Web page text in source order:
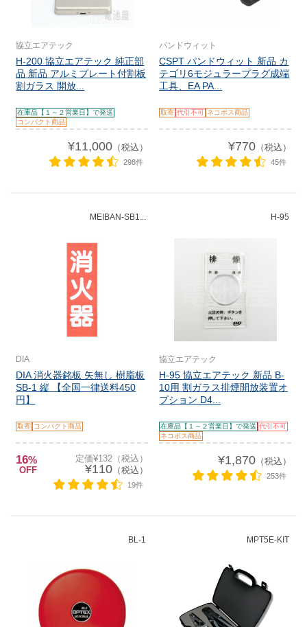
協立エアテック
H-200 協立エアテック 純正部
品 新品 アルミプレート付割板
割ガラス 開放...
在庫品【１～２営業日】で発送
コンパクト商品
¥11,000（税込）
298件
パンドウィット
CSPT パンドウィット 新品 カ
テゴリ6モジュラープラグ成端
工具、EA PA...
取寄 代引不可 ネコポス商品
¥770（税込）
45件
MEIBAN-SB1...
DIA
DIA 消火器銘板 矢無し 樹脂板
SB-1 縦 【全国一律送料450
円】
取寄 コンパクト商品
16%
OFF
定価¥132（税込）
¥110（税込）
19件
H-95
協立エアテック
H-95 協立エアテック 新品 B-
10用 割ガラス排煙開放装置オ
プション D4...
在庫品【１～２営業日】で発送 代引不可
ネコポス商品
¥1,870（税込）
253件
BL-1 MPT5E-KIT